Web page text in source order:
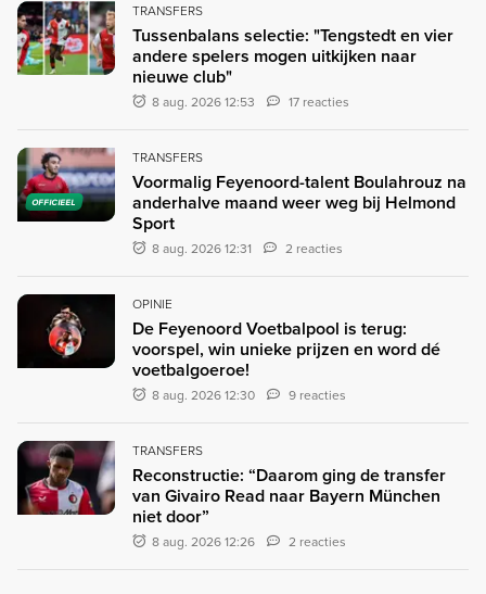
TRANSFERS
Tussenbalans selectie: "Tengstedt en vier
andere spelers mogen uitkijken naar
nieuwe club"
8 aug. 2026 12:53 17 reacties
OFFICIEEL
TRANSFERS
Voormalig Feyenoord-talent Boulahrouz na
anderhalve maand weer weg bij Helmond
Sport
8 aug. 2026 12:31 2 reacties
OPINIE
De Feyenoord Voetbalpool is terug:
voorspel, win unieke prijzen en word dé
voetbalgoeroe!
8 aug. 2026 12:30 9 reacties
TRANSFERS
Reconstructie: “Daarom ging de transfer
van Givairo Read naar Bayern München
niet door”
8 aug. 2026 12:26 2 reacties